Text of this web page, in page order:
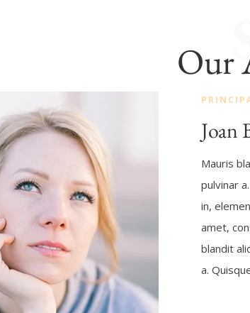
Our
Joan
Mauris
pulvinar
in,
amet,
blandit
a.